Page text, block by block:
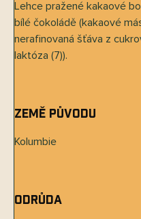
Lehce pražené kakaové
bílé čokoládě (kakaové
nerafinovaná šťáva z
laktóza (7)).
Země původu
Kolumbie
Odrůda